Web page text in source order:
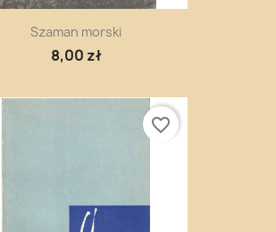
Szaman morski
8,00 zł
favorite_border